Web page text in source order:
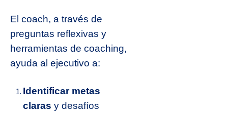
El coach, a través de
preguntas reflexivas y
herramientas de coaching,
ayuda al ejecutivo a:
Identificar metas
claras y desafíos